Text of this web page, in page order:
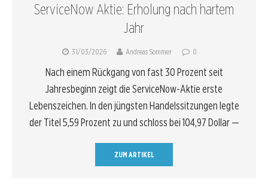
ServiceNow Aktie: Erholung nach hartem
Jahr
31/03/2026 Andreas Sommer 0
Nach einem Rückgang von fast 30 Prozent seit
Jahresbeginn zeigt die ServiceNow-Aktie erste
Lebenszeichen. In den jüngsten Handelssitzungen legte
der Titel 5,59 Prozent zu und schloss bei 104,97 Dollar —
ZUM ARTIKEL